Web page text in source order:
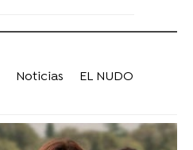
Noticias EL NUDO